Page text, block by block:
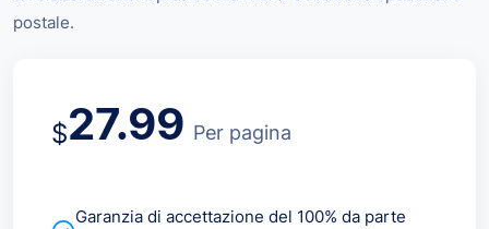
postale.
$27.99 Per pagina
Garanzia di accettazione del 100% da parte